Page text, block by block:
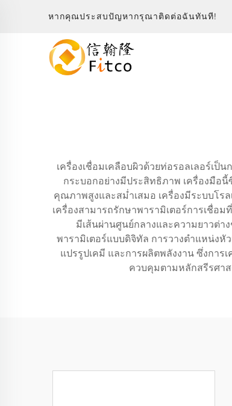
หากคุณประสบปัญหากรุณาติดต่อฉันทันที!
เครื่องเชื่อมเคลือบผิวด้วยท่อรอลเลอร์เ
กระบอกอย่างมีประสิทธิภาพ เครื่องมือ
คุณภาพสูงและสม่ำเสมอ เครื่องมีระบบโร
เครื่องสามารถรักษาพารามิเตอร์การเชื่อ
มีเส้นผ่านศูนย์กลางและความยาวต่
พารามิเตอร์แบบดิจิทัล การวางตำแหน่ง
แปรรูปเคมี และการผลิตพลังงาน ซึ่งกา
ควบคุมตามหลักสรีรศา